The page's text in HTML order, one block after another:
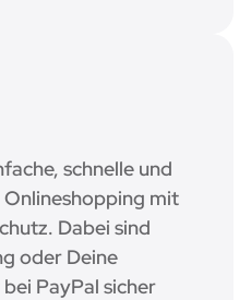
schnelle und
Onlineshopping mit
Dabei sind
oder Deine
PayPal sicher